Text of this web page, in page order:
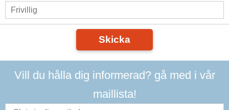
Skicka
Vill du hålla dig informerad? gå med i vår
maillista!